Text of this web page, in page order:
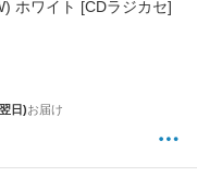
ホワイト [CDラジカセ]
日)お届け